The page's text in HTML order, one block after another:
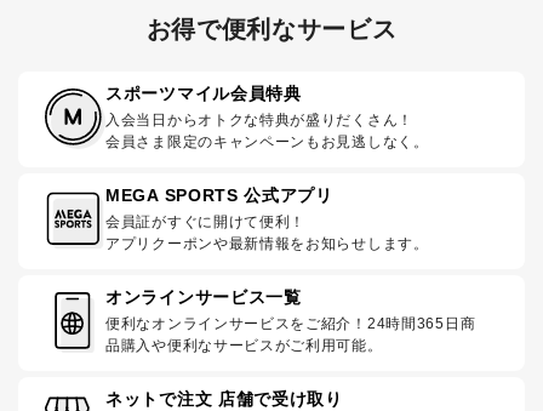
お得で便利なサービス
スポーツマイル会員特典
入会当日からオトクな特典が盛りだくさん！
会員さま限定のキャンペーンもお見逃しなく。
MEGA SPORTS 公式アプリ
会員証がすぐに開けて便利！
アプリクーポンや最新情報をお知らせします。
オンラインサービス一覧
便利なオンラインサービスをご紹介！24時間365日商
品購入や便利なサービスがご利用可能。
ネットで注文 店舗で受け取り